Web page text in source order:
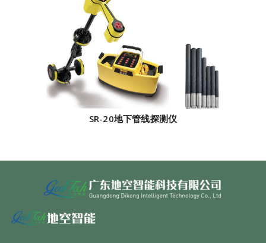
SR-20地下管线探测仪